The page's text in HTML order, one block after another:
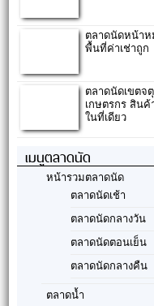
ตลาดนัดหน้าห
พื้นที่ค่าเช่าถูก
ตลาดนัดเขตจ
เกษตรกร สิน
ในที่เดียว
เมนูตลาดนัด
หน้ารวมตลาดนัด
ตลาดนัดเช้า
ตลาดนัดกลางวัน
ตลาดนัดตอนเย็น
ตลาดนัดกลางคืน
ตลาดน้ำ